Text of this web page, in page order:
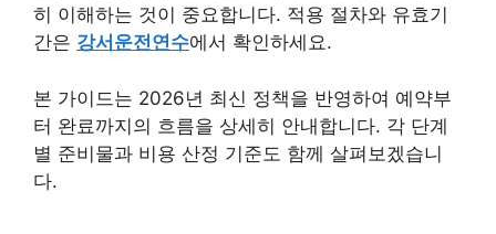
히 이해하는 것이 중요합니다. 적용 절차와 유효기
간은 강서운전연수에서 확인하세요.
본 가이드는 2026년 최신 정책을 반영하여 예약부
터 완료까지의 흐름을 상세히 안내합니다. 각 단계
별 준비물과 비용 산정 기준도 함께 살펴보겠습니
다.